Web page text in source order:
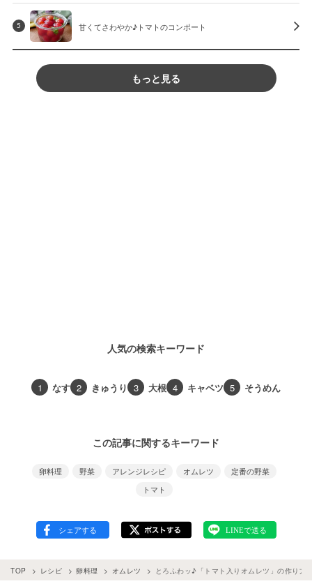
5 甘くてさわやか♪トマトのコンポート
もっと見る
人気の検索キーワード
1 なす 2 きゅうり 3 大根 4 キャベツ 5 そうめん
この記事に関するキーワード
卵料理 野菜 アレンジレシピ オムレツ
定番の野菜
トマト
TOP レシピ 卵料理 オムレツ とろふわッ♪「トマト入りオムレツ」の作り方